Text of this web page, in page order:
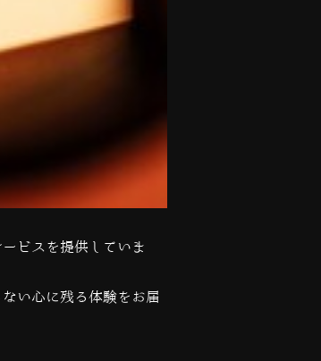
ビスを提供していま
い心に残る体験をお届